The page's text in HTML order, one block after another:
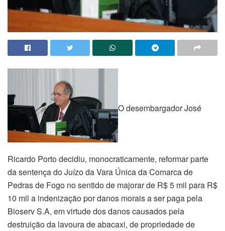
O desembargador José
Ricardo Porto decidiu, monocraticamente, reformar parte
da sentença do Juízo da Vara Única da Comarca de
Pedras de Fogo no sentido de majorar de R$ 5 mil para R$
10 mil a indenização por danos morais a ser paga pela
Bioserv S.A, em virtude dos danos causados pela
destruição da lavoura de abacaxi, de propriedade de